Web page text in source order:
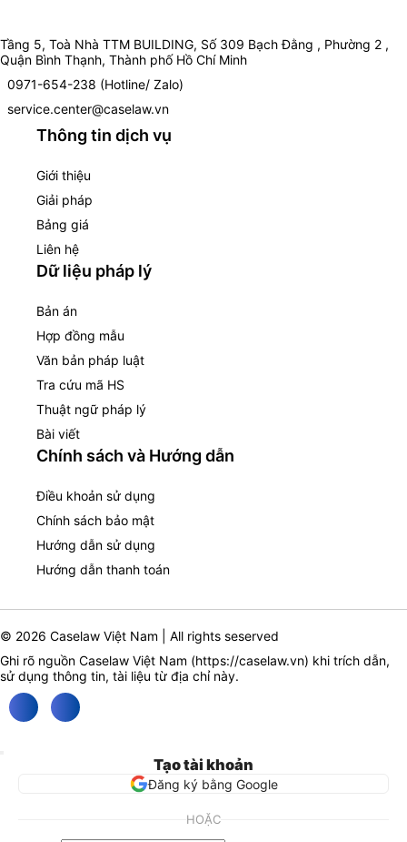
Tầng 5, Toà Nhà TTM BUILDING, Số 309 Bạch Đằng , Phường 2 ,
Quận Bình Thạnh, Thành phố Hồ Chí Minh
0971-654-238 (Hotline/ Zalo)
service.center@caselaw.vn
Thông tin dịch vụ
Giới thiệu
Giải pháp
Bảng giá
Liên hệ
Dữ liệu pháp lý
Bản án
Hợp đồng mẫu
Văn bản pháp luật
Tra cứu mã HS
Thuật ngữ pháp lý
Bài viết
Chính sách và Hướng dẫn
Điều khoản sử dụng
Chính sách bảo mật
Hướng dẫn sử dụng
Hướng dẫn thanh toán
© 2026 Caselaw Việt Nam | All rights seserved
Ghi rõ nguồn Caselaw Việt Nam (https://caselaw.vn) khi trích dẫn,
sử dụng thông tin, tài liệu từ địa chỉ này.
Tạo tài khoản
Đăng ký bằng Google
HOẶC